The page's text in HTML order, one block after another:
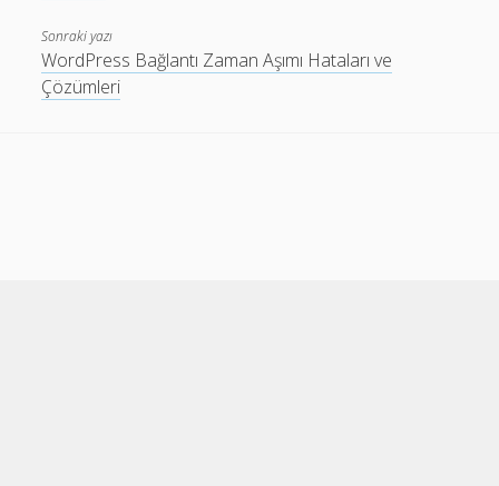
Sonraki yazı
WordPress Bağlantı Zaman Aşımı Hataları ve
Çözümleri